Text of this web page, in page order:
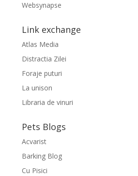
Websynapse
Link exchange
Atlas Media
Distractia Zilei
Foraje puturi
La unison
Libraria de vinuri
Pets Blogs
Acvarist
Barking Blog
Cu Pisici